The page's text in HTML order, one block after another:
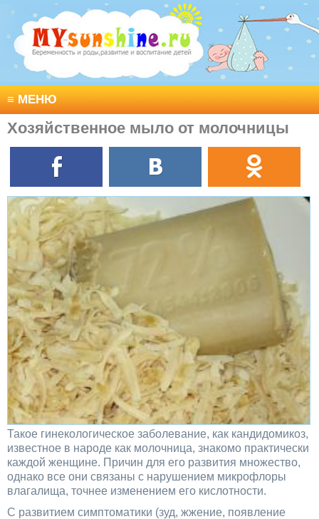
≡МЕНЮ
Хозяйственное мыло от молочницы
Такое гинекологическое заболевание, как кандидомикоз,
известное в народе как молочница, знакомо практически
каждой женщине. Причин для его развития множество,
однако все они связаны с нарушением микрофлоры
влагалища, точнее изменением его кислотности.
С развитием симптоматики (зуд, жжение, появление